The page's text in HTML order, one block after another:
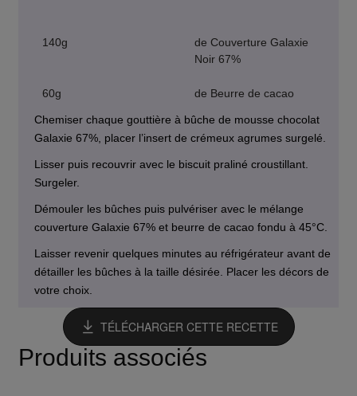
140g
de Couverture Galaxie
Noir 67%
60g de Beurre de cacao
Chemiser chaque gouttière à bûche de mousse chocolat
Galaxie 67%, placer l’insert de crémeux agrumes surgelé.
Lisser puis recouvrir avec le biscuit praliné croustillant.
Surgeler.
Démouler les bûches puis pulvériser avec le mélange
couverture Galaxie 67% et beurre de cacao fondu à 45°C.
Laisser revenir quelques minutes au réfrigérateur avant de
détailler les bûches à la taille désirée. Placer les décors de
votre choix.
TÉLÉCHARGER CETTE RECETTE
Produits associés